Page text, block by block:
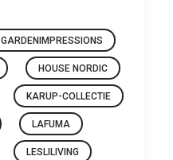
GARDENIMPRESSIONS
HOUSE NORDIC
KARUP-COLLECTIE
LAFUMA
LESLILIVING